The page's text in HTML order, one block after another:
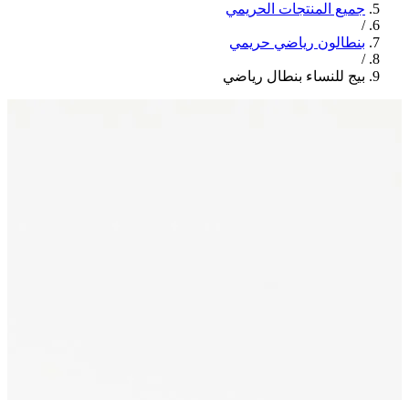
جميع المنتجات الحريمي
/
بنطالون رياضي حريمي
/
بيج للنساء بنطال رياضي